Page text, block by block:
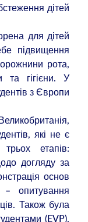
дітей
для дітей
підвищення
рота,
та гігієни. У
з Європи
які не є
етапів:
догляду за
основ
– опитування
Також була
(EVP),